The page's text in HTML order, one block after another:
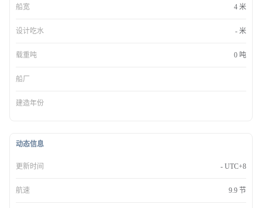
船宽 4 米
设计吃水 - 米
载重吨 0 吨
船厂
建造年份
动态信息
更新时间 - UTC+8
航速 9.9 节